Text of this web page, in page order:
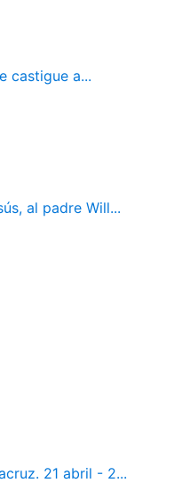
castigue a...
al padre Will...
21 abril - 2...